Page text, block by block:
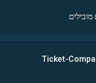
מובילים
Ticket-